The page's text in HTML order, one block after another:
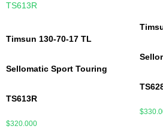
Timsun 130-70-17 TL
Sellomatic Sport Touring
TS613R
$320.000
$